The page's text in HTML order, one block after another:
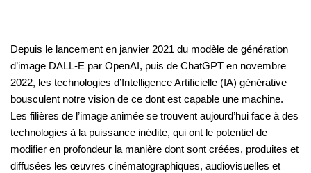
Depuis le lancement en janvier 2021 du modèle de génération
d’image DALL-E par OpenAI, puis de ChatGPT en novembre
2022, les technologies d’Intelligence Artificielle (IA) générative
bousculent notre vision de ce dont est capable une machine.
Les filières de l’image animée se trouvent aujourd’hui face à des
technologies à la puissance inédite, qui ont le potentiel de
modifier en profondeur la manière dont sont créées, produites et
diffusées les œuvres cinématographiques, audiovisuelles et